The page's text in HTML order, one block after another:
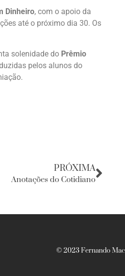
Dinheiro, com o apoio da
até o próximo dia 30. Os
solenidade do Prêmio
pelos alunos do
PRÓXIMA
Anotações do Cotidiano
© 2023 Fernando